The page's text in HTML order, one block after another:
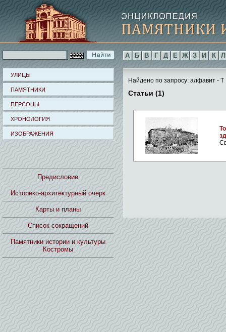
УЛИЦЫ
ПАМЯТНИКИ
ПЕРСОНЫ
ХРОНОЛОГИЯ
ИЗОБРАЖЕНИЯ
Предисловие
Историко-архитектурный очерк
Карты и планы
Список сокращений
Памятники истории и культуры
Костромы
А Б В Г Д Е Ж З И К Л
Найдено по запросу: алфавит - Т
Статьи (1)